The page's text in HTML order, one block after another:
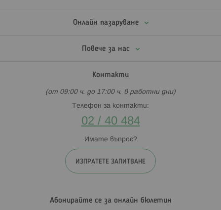
Онлайн пазаруване
Повече за нас
Контакти
(от 09:00 ч. до 17:00 ч. в работни дни)
Телефон за контакти:
02 / 40 484
Имате въпрос?
ИЗПРАТЕТЕ ЗАПИТВАНЕ
Абонирайте се за онлайн бюлетин